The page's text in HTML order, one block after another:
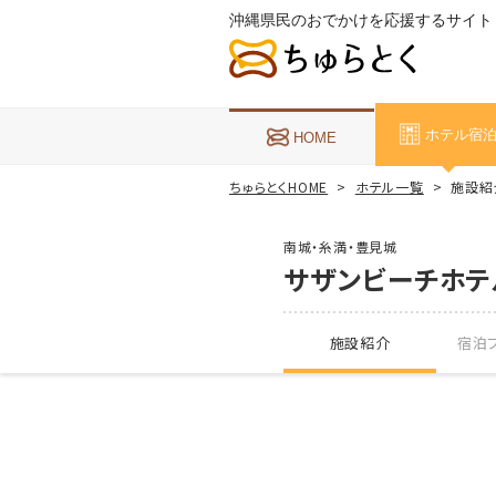
沖縄県民のおでかけを応援するサイト
HOME ホテル宿泊
ちゅらとくHOME ホテル一覧 施設紹
南城・糸満・豊見城
サザンビーチホ
施設紹介 宿泊